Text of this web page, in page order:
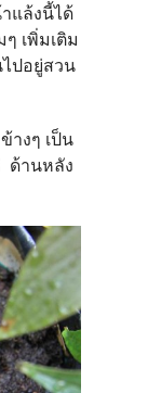
แล้งนี้ได้
เพิ่มเติม
ปอยู่สวน
างๆ เป็น
ด้านหลัง